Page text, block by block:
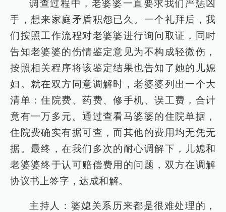
调查过程中，老婆婆一直要求我们严惩凶
手，想来家庭矛盾积怨已久。一个礼拜后，我
们按照工作流程对老婆婆进行询问取证，同时
告知老婆婆的伤情鉴定意见为不构成轻微伤，
按照相关程序将该鉴定结果也告知了她的儿媳
妇。就在双方同意调解时，老婆婆列出一个大
清单：住院费、药费、修手机、误工费，合计
竟有一万多元。通过查看马婆婆的住院单据，
住院费确实有据可查，而其他的费用均无凭无
据。最终，在我们多次的耐心调解下，儿媳和
老婆婆终于认可赔偿费用的问题，双方在调解
协议书上签字，达成和解。
主持人：婆媳关系历来都是很难处理的，